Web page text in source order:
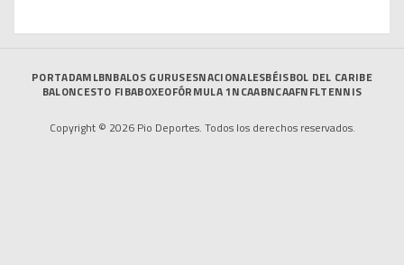
PORTADAMLBNBALOS GURUSESNACIONALESBÉISBOL DEL CARIBE
BALONCESTO FIBABOXEOFÓRMULA 1NCAABNCAAFNFLTENNIS
Copyright © 2026 Pio Deportes. Todos los derechos reservados.